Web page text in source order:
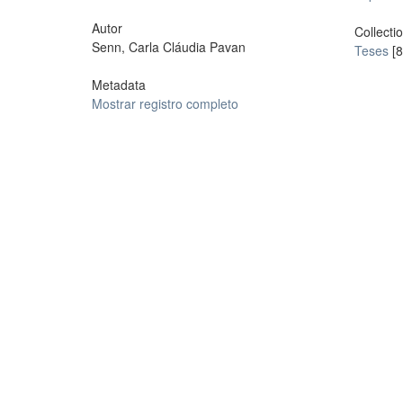
Autor
Senn, Carla Cláudia Pavan
Metadata
Mostrar registro completo
Teses